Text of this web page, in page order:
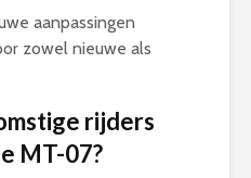
aanpassingen
zowel nieuwe als
rijders
MT-07?